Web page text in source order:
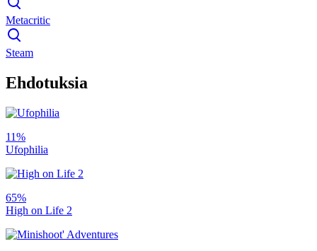
Metacritic
Steam
Ehdotuksia
11%
Ufophilia
65%
High on Life 2